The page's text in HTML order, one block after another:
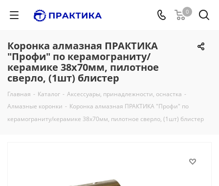
0
Коронка алмазная ПРАКТИКА
"Профи" по керамограниту/
керамике 38х70мм, пилотное
сверло, (1шт) блистер
Главная - Каталог - Аксессуары, принадлежности, оснастка -
Алмазные коронки - Коронка алмазная ПРАКТИКА "Профи" по
керамограниту/керамике 38х70мм, пилотное сверло, (1шт) блистер